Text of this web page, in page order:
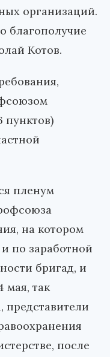
организаций.
благополучие
Котов.
пунктов)
пленум
на котором
по заработной
бригад, и
мая, так
представители
после